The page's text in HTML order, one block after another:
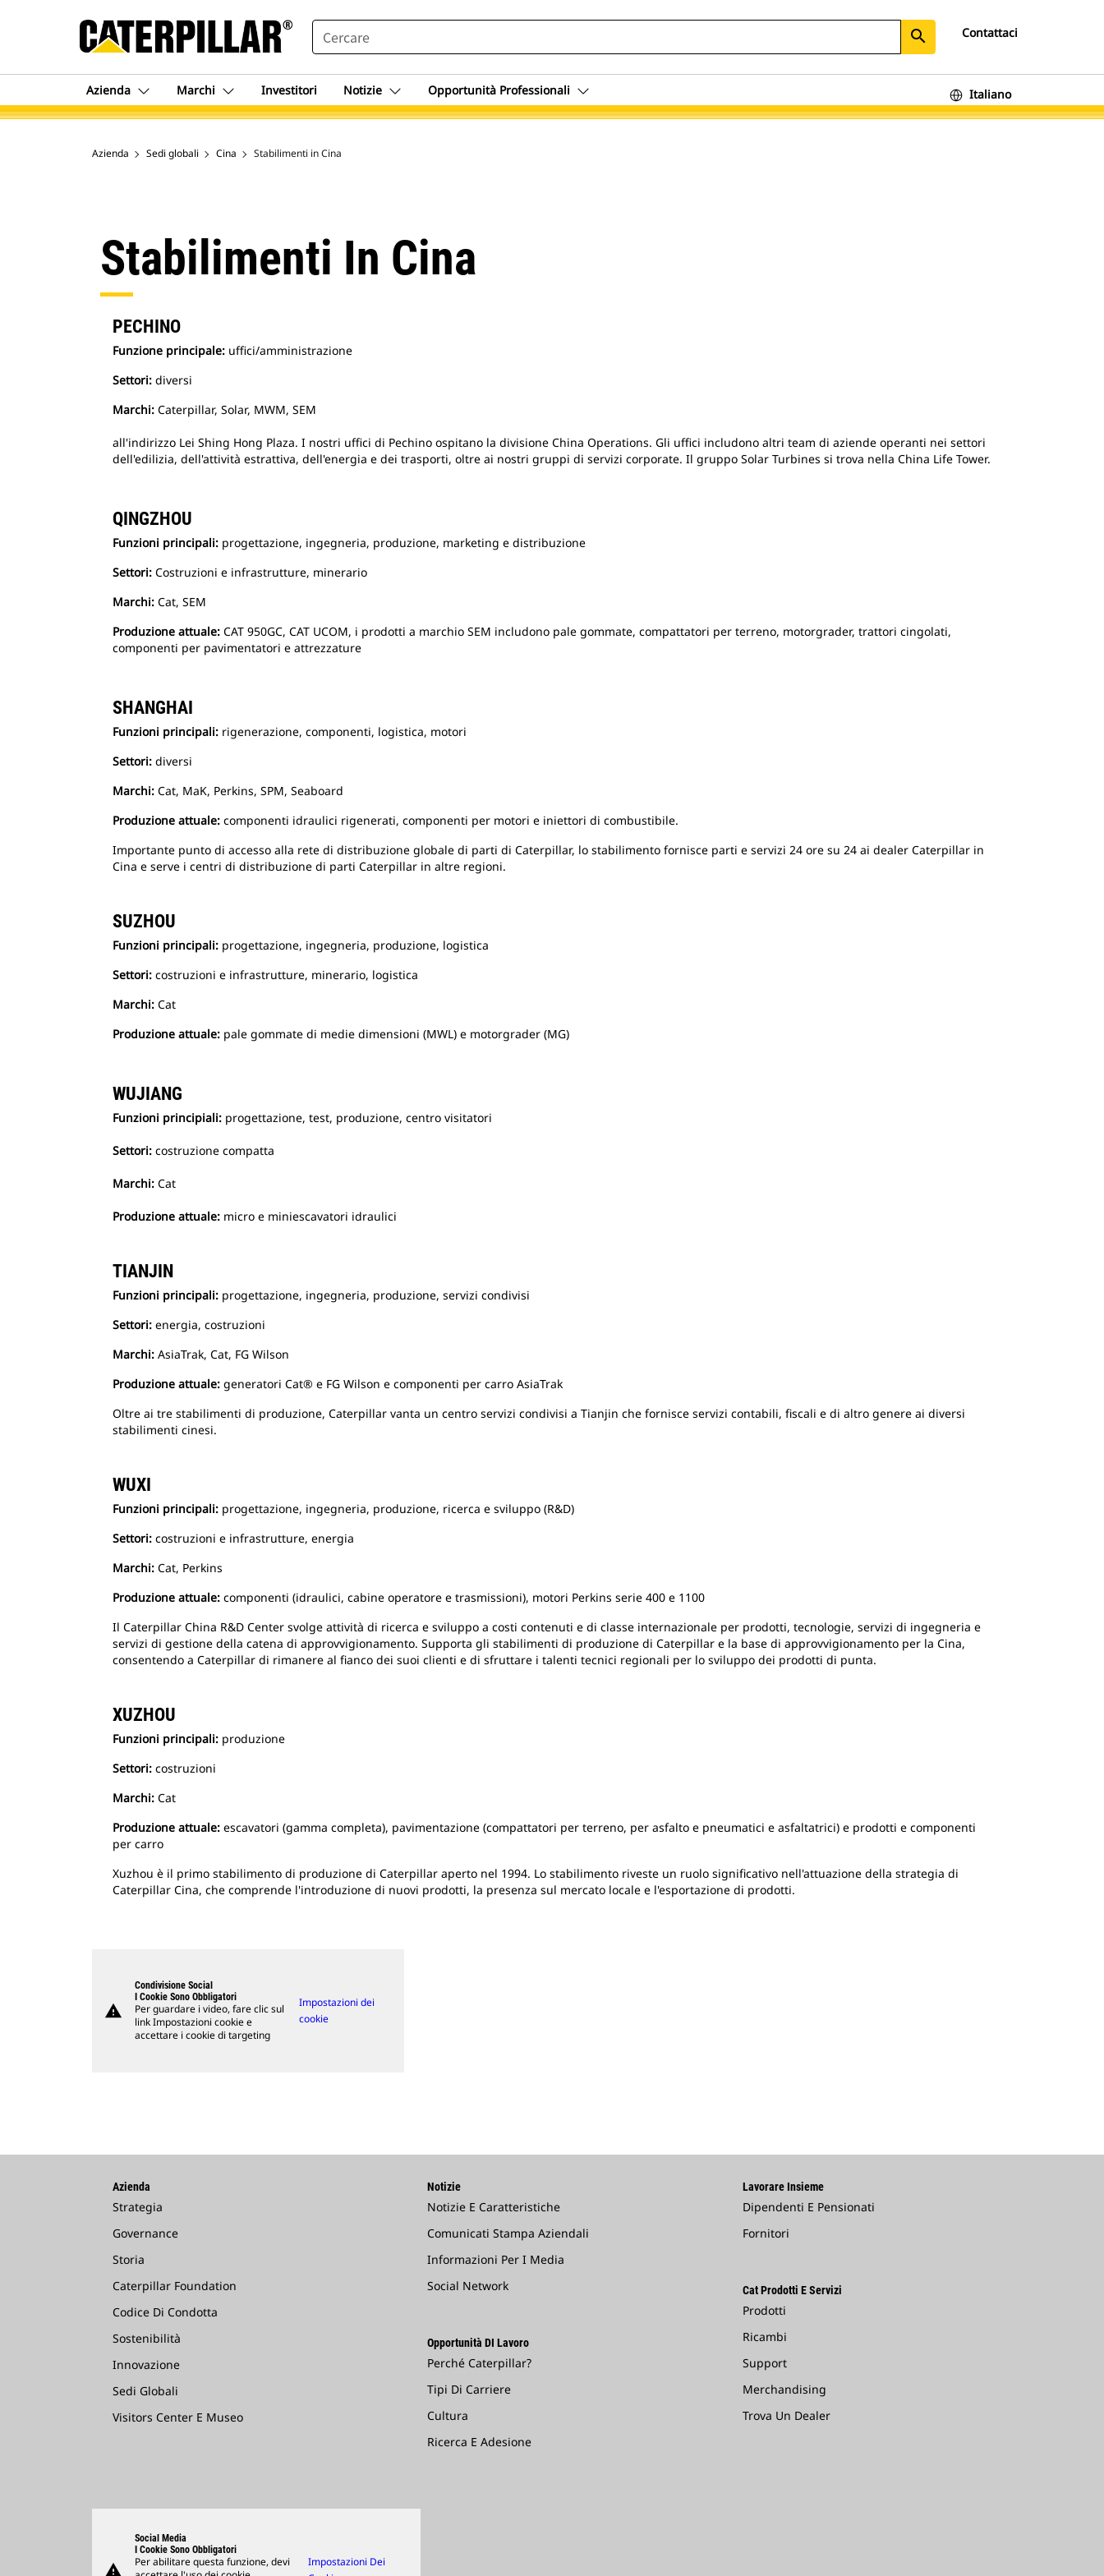
SEARCH search Contattaci
Azienda Marchi Investitori Notizie Opportunità Professionali Italiano
Azienda Sedi globali Cina Stabilimenti in Cina
Stabilimenti In Cina
PECHINO
Funzione principale: uffici/amministrazione
Settori: diversi
Marchi: Caterpillar, Solar, MWM, SEM
all'indirizzo Lei Shing Hong Plaza. I nostri uffici di Pechino ospitano la divisione China Operations. Gli uffici includono altri team di aziende operanti nei settori
dell'edilizia, dell'attività estrattiva, dell'energia e dei trasporti, oltre ai nostri gruppi di servizi corporate. Il gruppo Solar Turbines si trova nella China Life Tower.
QINGZHOU
Funzioni principali: progettazione, ingegneria, produzione, marketing e distribuzione
Settori: Costruzioni e infrastrutture, minerario
Marchi: Cat, SEM
Produzione attuale: CAT 950GC, CAT UCOM, i prodotti a marchio SEM includono pale gommate, compattatori per terreno, motorgrader, trattori cingolati,
componenti per pavimentatori e attrezzature
SHANGHAI
Funzioni principali: rigenerazione, componenti, logistica, motori
Settori: diversi
Marchi: Cat, MaK, Perkins, SPM, Seaboard
Produzione attuale: componenti idraulici rigenerati, componenti per motori e iniettori di combustibile.
Importante punto di accesso alla rete di distribuzione globale di parti di Caterpillar, lo stabilimento fornisce parti e servizi 24 ore su 24 ai dealer Caterpillar in
Cina e serve i centri di distribuzione di parti Caterpillar in altre regioni.
SUZHOU
Funzioni principali: progettazione, ingegneria, produzione, logistica
Settori: costruzioni e infrastrutture, minerario, logistica
Marchi: Cat
Produzione attuale: pale gommate di medie dimensioni (MWL) e motorgrader (MG)
WUJIANG
Funzioni principiali: progettazione, test, produzione, centro visitatori
Settori: costruzione compatta
Marchi: Cat
Produzione attuale: micro e miniescavatori idraulici
TIANJIN
Funzioni principali: progettazione, ingegneria, produzione, servizi condivisi
Settori: energia, costruzioni
Marchi: AsiaTrak, Cat, FG Wilson
Produzione attuale: generatori Cat® e FG Wilson e componenti per carro AsiaTrak
Oltre ai tre stabilimenti di produzione, Caterpillar vanta un centro servizi condivisi a Tianjin che fornisce servizi contabili, fiscali e di altro genere ai diversi
stabilimenti cinesi.
WUXI
Funzioni principali: progettazione, ingegneria, produzione, ricerca e sviluppo (R&D)
Settori: costruzioni e infrastrutture, energia
Marchi: Cat, Perkins
Produzione attuale: componenti (idraulici, cabine operatore e trasmissioni), motori Perkins serie 400 e 1100
Il Caterpillar China R&D Center svolge attività di ricerca e sviluppo a costi contenuti e di classe internazionale per prodotti, tecnologie, servizi di ingegneria e
servizi di gestione della catena di approvvigionamento. Supporta gli stabilimenti di produzione di Caterpillar e la base di approvvigionamento per la Cina,
consentendo a Caterpillar di rimanere al fianco dei suoi clienti e di sfruttare i talenti tecnici regionali per lo sviluppo dei prodotti di punta.
XUZHOU
Funzioni principali: produzione
Settori: costruzioni
Marchi: Cat
Produzione attuale: escavatori (gamma completa), pavimentazione (compattatori per terreno, per asfalto e pneumatici e asfaltatrici) e prodotti e componenti
per carro
Xuzhou è il primo stabilimento di produzione di Caterpillar aperto nel 1994. Lo stabilimento riveste un ruolo significativo nell'attuazione della strategia di
Caterpillar Cina, che comprende l'introduzione di nuovi prodotti, la presenza sul mercato locale e l'esportazione di prodotti.
warning
Condivisione Social
I Cookie Sono Obbligatori
Per guardare i video, fare clic sul
link Impostazioni cookie e
accettare i cookie di targeting
Impostazioni dei
cookie
Azienda
Strategia
Governance
Storia
Caterpillar Foundation
Codice Di Condotta
Sostenibilità
Innovazione
Sedi Globali
Visitors Center E Museo
Notizie
Notizie E Caratteristiche
Comunicati Stampa Aziendali
Informazioni Per I Media
Social Network
Opportunità DI Lavoro
Perché Caterpillar?
Tipi Di Carriere
Cultura
Ricerca E Adesione
Lavorare Insieme
Dipendenti E Pensionati
Fornitori
Cat Prodotti E Servizi
Prodotti
Ricambi
Support
Merchandising
Trova Un Dealer
warning
Social Media
I Cookie Sono Obbligatori
Per abilitare questa funzione, devi
Impostazioni Dei